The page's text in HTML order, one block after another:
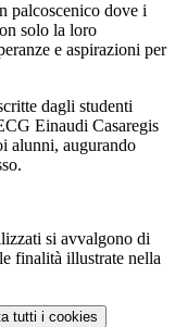
palcoscenico dove i
solo la loro
e aspirazioni per
dagli studenti
Einaudi Casaregis
alunni, augurando
si avvalgono di
finalità illustrate nella
tutti i cookies